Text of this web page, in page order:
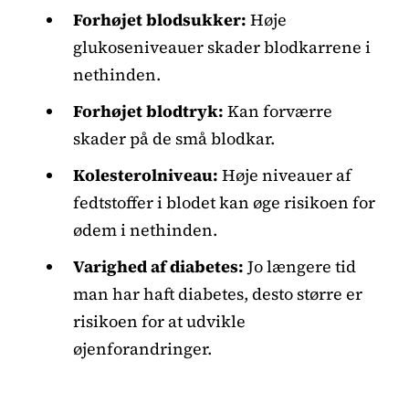
Forhøjet blodsukker: Høje
glukoseniveauer skader blodkarrene i
nethinden.
Forhøjet blodtryk: Kan forværre
skader på de små blodkar.
Kolesterolniveau: Høje niveauer af
fedtstoffer i blodet kan øge risikoen for
ødem i nethinden.
Varighed af diabetes: Jo længere tid
man har haft diabetes, desto større er
risikoen for at udvikle
øjenforandringer.